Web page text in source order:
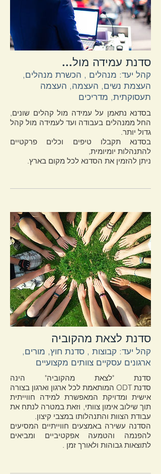
...סדנת עמידה מול
קהל יעד: מנהלים , הכשרת מנהלים,
העצמת נשים, העצמה, העצמה
תעסוקתית, מדריכים
בסדנא נתאמן על עמידה מול קהלים שונים,
החל ממנהלים בעבודה ועד לעמידה מול קהל
גדול יותר.
בסדנא תקבלו טיפים וכלים פרקטיים
להתנהלות יומיומית,
ניתן להזמין את הסדנא לכל מקום בארץ.
סדנת לצאת מהקוביה
קהל יעד: קבוצות , סדנת חוץ, מורים,
ארגונים עסקיים צוותים מקצועיים
סדנת "לצאת מהקוביה" הינה
סדנת ODT המותאמת לכל ארגון וארגון בצורה
אישית ומדויקת המאפשרת למידה חווייתית
תוך שילוב אימון צוותי, וזאת במטרה לנתח את
עבודת הצוות והתנהלותו במצבי קיצון.
הסדנה עשירה באמצעים חווייתיים המסיעים
להפנמה והטמעה אפקטיביים ומביאים
לתוצאות גבוהות ולאורך זמן .